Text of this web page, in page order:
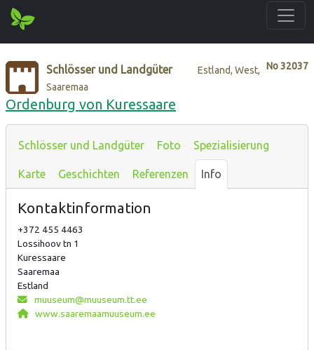
No32037
Schlösser und Landgüter
Estland, West,
Saaremaa
Ordenburg von Kuressaare
Schlösser und Landgüter Foto Spezialisierung
Karte Geschichten Referenzen Info
Kontaktinformation
+372 455 4463
Lossihoov tn 1
Kuressaare
Saaremaa
Estland
muuseum@muuseum.tt.ee
www.saaremaamuuseum.ee